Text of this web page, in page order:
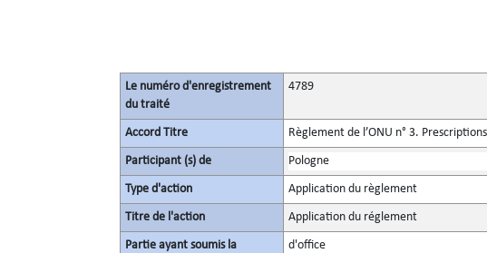
Le numéro d'enregistrement
du traité
4789
Accord Titre Règlement de l’ONU n° 3.
Participant (s) de Pologne
Type d'action Application du règlement
Titre de l'action Application du réglement
Partie ayant soumis la
d'office